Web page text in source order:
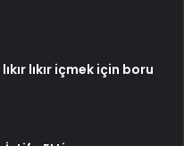
lıkır içmek için boru